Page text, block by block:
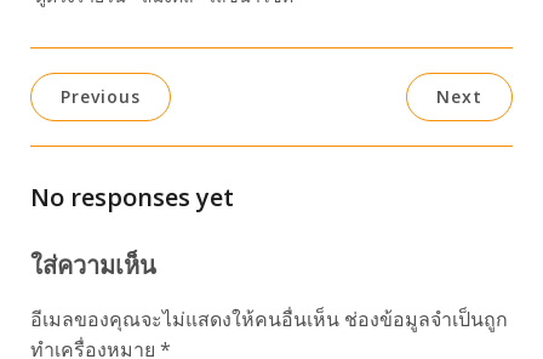
Previous Next
No responses yet
ใส่ความเห็น
อีเมลของคุณจะไม่แสดงให้คนอื่นเห็น ช่องข้อมูลจำเป็นถูก
ทำเครื่องหมาย *